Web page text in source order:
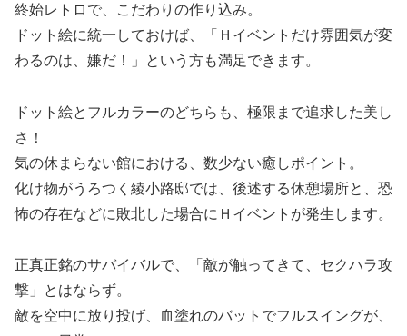
終始レトロで、こだわりの作り込み。
ドット絵に統一しておけば、「Ｈイベントだけ雰囲気が変
わるのは、嫌だ！」という方も満足できます。
ドット絵とフルカラーのどちらも、極限まで追求した美し
さ！
気の休まらない館における、数少ない癒しポイント。
化け物がうろつく綾小路邸では、後述する休憩場所と、恐
怖の存在などに敗北した場合にＨイベントが発生します。
正真正銘のサバイバルで、「敵が触ってきて、セクハラ攻
撃」とはならず。
敵を空中に放り投げ、血塗れのバットでフルスイングが、